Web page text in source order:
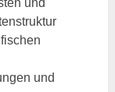
und
und